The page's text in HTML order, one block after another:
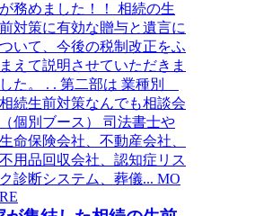
が務めました！！ 相続の生
前対策に有効な贈与と遺言に
ついて、今後の税制改正をふ
まえて説明させていただきま
した。 . . 第二部は 業種別
相続生前対策なんでも相談会
（個別ブース） 司法書士や
生命保険会社、不動産会社、
不用品回収会社、認知症リス
ク診断システム、葬儀
MO
RE